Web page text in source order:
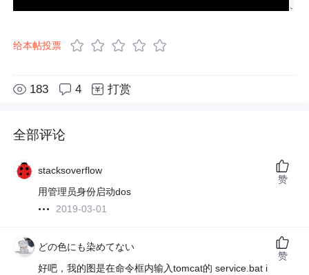
给本帖投票
183 4 打赏
全部评论
stacksoverflow
用管理员身份启动dos
2019-03-01
赞
どの色にも染めてない
好吧，我的图是在命令框内输入tomcat的 service.bat i
赞